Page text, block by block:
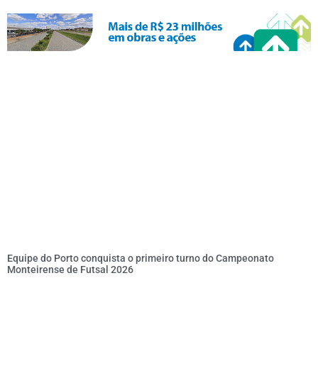
Equipe do Porto conquista o primeiro turno do Campeonato
Monteirense de Futsal 2026